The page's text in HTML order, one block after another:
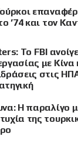
’74 και τον
Το FBI
με Κίνα
στις
Η παραλίγο
της